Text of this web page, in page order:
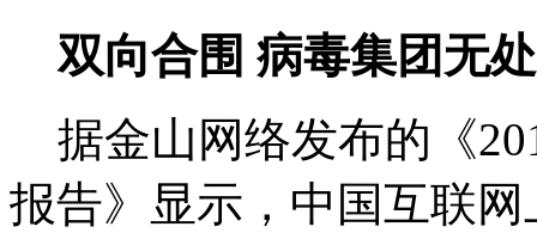
双向合围 病毒集团无
据金山网络发布的《
报告》显示，中国互联